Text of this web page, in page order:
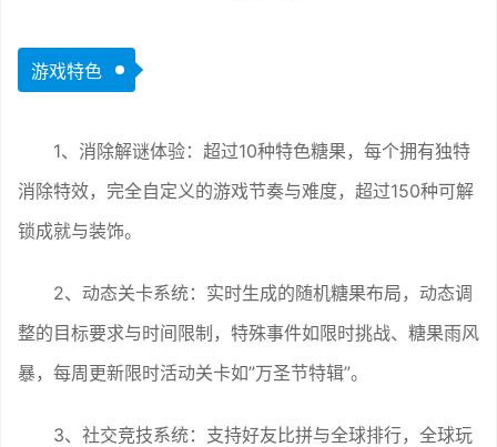
游戏特色
1、消除解谜体验：超过10种特色糖果，每个拥有独特
消除特效，完全自定义的游戏节奏与难度，超过150种可解
锁成就与装饰。
2、动态关卡系统：实时生成的随机糖果布局，动态调
整的目标要求与时间限制，特殊事件如限时挑战、糖果雨风
暴，每周更新限时活动关卡如”万圣节特辑”。
3、社交竞技系统：支持好友比拼与全球排行，全球玩